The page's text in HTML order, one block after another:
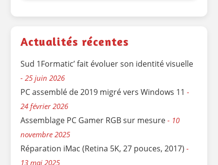
Actualités récentes
Sud 1Formatic’ fait évoluer son identité visuelle
25 juin 2026
PC assemblé de 2019 migré vers Windows 11
24 février 2026
Assemblage PC Gamer RGB sur mesure
10
novembre 2025
Réparation iMac (Retina 5K, 27 pouces, 2017)
13 mai 2025